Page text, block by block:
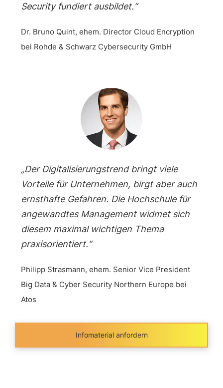
Security fundiert ausbildet.“
Dr. Bruno Quint, ehem. Director Cloud Encryption
bei Rohde & Schwarz Cybersecurity GmbH
„Der Digitalisierungstrend bringt viele
Vorteile für Unternehmen, birgt aber auch
ernsthafte Gefahren. Die Hochschule für
angewandtes Management widmet sich
diesem maximal wichtigen Thema
praxisorientiert.“
Philipp Strasmann, ehem. Senior Vice President
Big Data & Cyber Security Northern Europe bei
Atos
Infomaterial anfordern